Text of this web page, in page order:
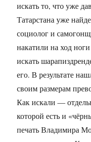
искать то, что уже
Татарстана уже
социолог и
накатили на ход
искать
его. В результате
своим размерам
Как искали —
которой есть и
печать Владимира